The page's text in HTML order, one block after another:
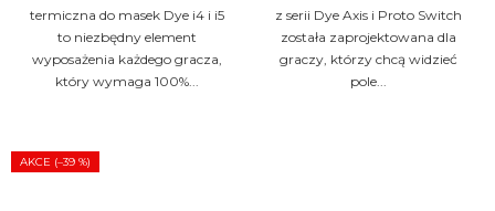
termiczna do masek Dye i4 i i5
to niezbędny element
wyposażenia każdego gracza,
który wymaga 100%...
z serii Dye Axis i Proto Switch
została zaprojektowana dla
graczy, którzy chcą widzieć
pole...
AKCE (–39 %)